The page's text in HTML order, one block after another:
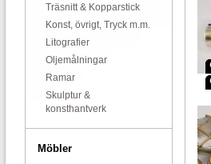
Träsnitt & Kopparstick
Konst, övrigt, Tryck m.m.
Litografier
Oljemålningar
Ramar
Skulptur &
konsthantverk
Möbler